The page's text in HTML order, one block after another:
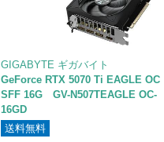
GIGABYTE ギガバイト
GeForce RTX 5070 Ti EAGLE OC
SFF 16G GV-N507TEAGLE OC-
16GD
送料無料